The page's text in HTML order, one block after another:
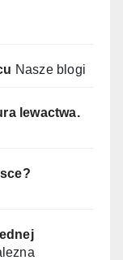
Nasze blogi
lewactwa.